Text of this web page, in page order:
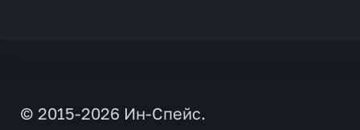
© 2015-2026 Ин-Спейс.